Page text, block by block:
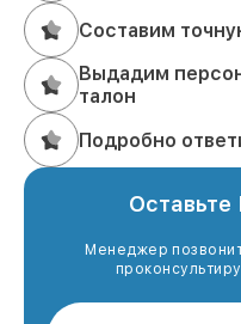
Составим
Выдадим
талон
Подробно
Менеджер